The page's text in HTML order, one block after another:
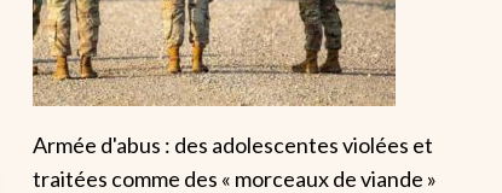
Armée d'abus : des adolescentes violées et
traitées comme des « morceaux de viande »